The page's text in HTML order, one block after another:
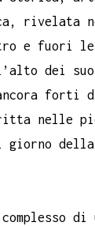
rivelata
e fuori le
dei
forti
nelle
della
di